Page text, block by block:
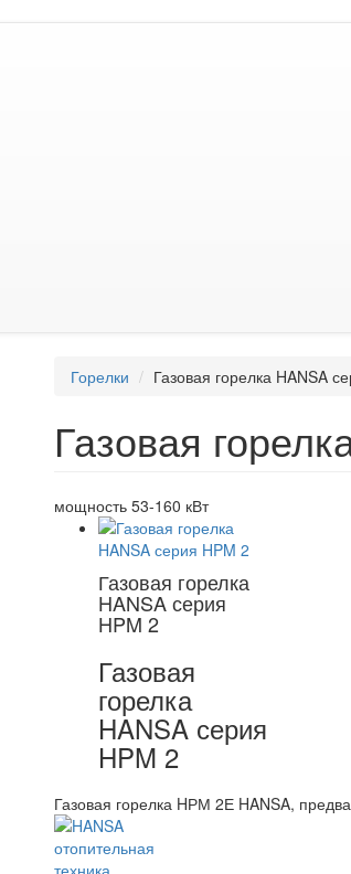
Горелки Газовая горелка HANSA
Газовая
мощность 53-160 кВт
Газовая горелка
HANSA серия
HPM 2
Газовая
горелка
HANSA серия
HPM 2
Газовая горелка HРМ 2Е HANSA,